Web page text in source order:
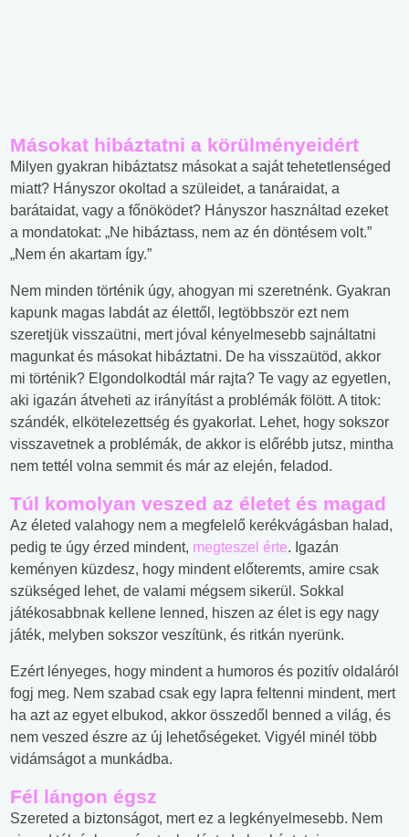
Másokat hibáztatni a körülményeidért
Milyen gyakran hibáztatsz másokat a saját tehetetlenséged
miatt? Hányszor okoltad a szüleidet, a tanáraidat, a
barátaidat, vagy a főnöködet? Hányszor használtad ezeket
a mondatokat: „Ne hibáztass, nem az én döntésem volt.”
„Nem én akartam így.”
Nem minden történik úgy, ahogyan mi szeretnénk. Gyakran
kapunk magas labdát az élettől, legtöbbször ezt nem
szeretjük visszaütni, mert jóval kényelmesebb sajnáltatni
magunkat és másokat hibáztatni. De ha visszaütöd, akkor
mi történik? Elgondolkodtál már rajta? Te vagy az egyetlen,
aki igazán átveheti az irányítást a problémák fölött. A titok:
szándék, elkötelezettség és gyakorlat. Lehet, hogy sokszor
visszavetnek a problémák, de akkor is előrébb jutsz, mintha
nem tettél volna semmit és már az elején, feladod.
Túl komolyan veszed az életet és magad
Az életed valahogy nem a megfelelő kerékvágásban halad,
pedig te úgy érzed mindent, megteszel érte. Igazán
keményen küzdesz, hogy mindent előteremts, amire csak
szükséged lehet, de valami mégsem sikerül. Sokkal
játékosabbnak kellene lenned, hiszen az élet is egy nagy
játék, melyben sokszor veszítünk, és ritkán nyerünk.
Ezért lényeges, hogy mindent a humoros és pozitív oldaláról
fogj meg. Nem szabad csak egy lapra feltenni mindent, mert
ha azt az egyet elbukod, akkor összedől benned a világ, és
nem veszed észre az új lehetőségeket. Vigyél minél több
vidámságot a munkádba.
Fél lángon égsz
Szereted a biztonságot, mert ez a legkényelmesebb. Nem